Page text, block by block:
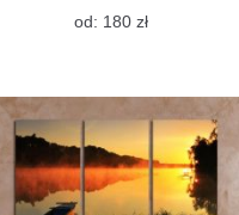
od: 180 złTen
wiele
wariantów.
Opcje
można
wybrać